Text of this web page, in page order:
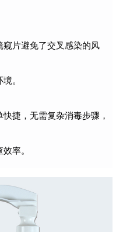
窥片避免了交叉感染的风
。
捷，无需复杂消毒步骤，
率。